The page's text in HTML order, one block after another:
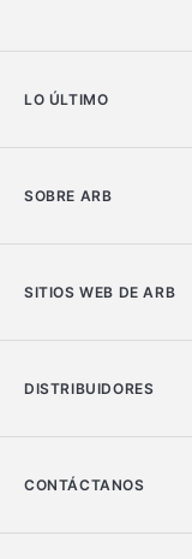
LO ÚLTIMO
SOBRE ARB
SITIOS WEB DE ARB
DISTRIBUIDORES
CONTÁCTANOS